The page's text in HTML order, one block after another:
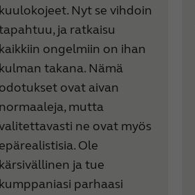
kuulokojeet. Nyt se vihdoin
ja ratkaisu
kaikkiin ongelmiin on ihan
kulman takana. Nämä
odotukset ovat aivan
normaaleja, mutta
ne ovat myös
epärealistisia. Ole
kärsivällinen ja tue
kumppaniasi parhaasi